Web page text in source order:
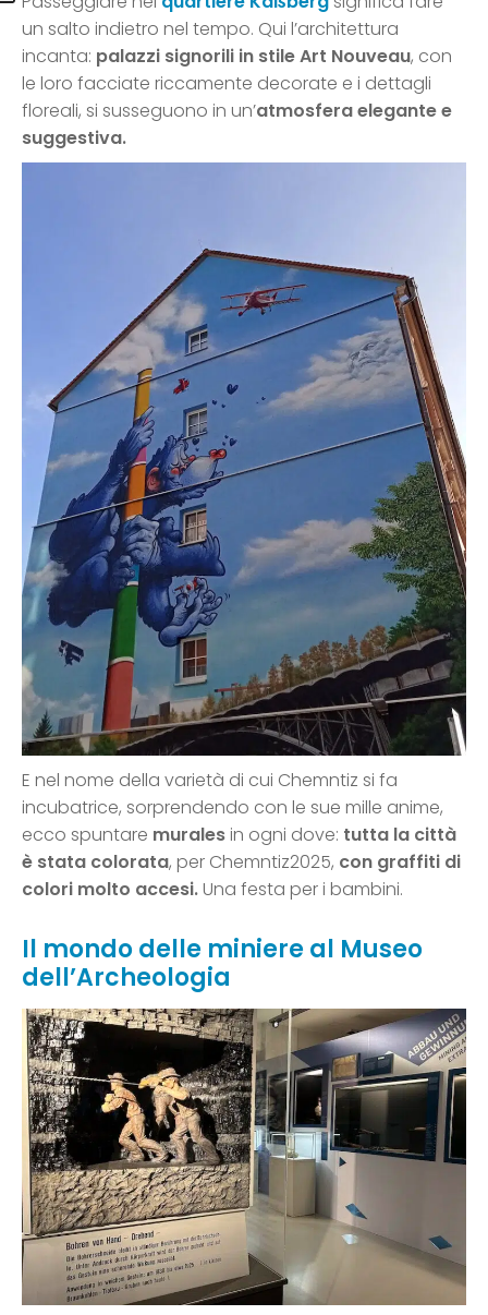
un salto indietro nel tempo. Qui l’architettura
incanta: palazzi signorili in stile Art Nouveau, con
le loro facciate riccamente decorate e i dettagli
floreali, si susseguono in un’atmosfera elegante e
suggestiva.
E nel nome della varietà di cui Chemntiz si fa
incubatrice, sorprendendo con le sue mille anime,
ecco spuntare muralesin ogni dove: tutta la città
è stata colorata, per Chemntiz2025, con graffiti di
colori molto accesi.Una festa per i bambini.
Il mondo delle miniere al Museo
dell’Archeologia